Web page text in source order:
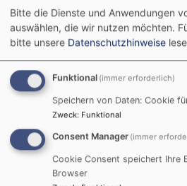
So, 6.9. 9:30 Uhr
Bitte die Dienste und Anwendungen
auswählen, die wir nutzen möchten.
bitte unsere Datenschutzhinweise
Funktional (immer erforderlich)
Speichern von Daten: Cookie
Zweck: Funktional
Consent Manager (immer
Cookie Consent speichert Ihre
Browser